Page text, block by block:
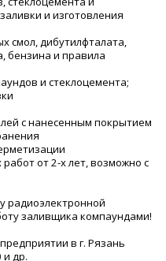
и изготовления
смол, дибутилфталата,
бензина и правила
и стеклоцемента;
с нанесенным покрытием
от 2-х лет, возможно с
радиоэлектронной
заливщика компаундами!
в г. Рязань
др.